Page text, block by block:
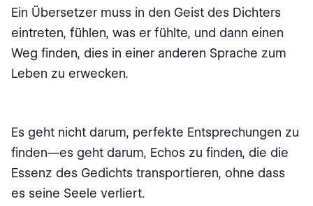
Ein Übersetzer muss in den Geist des Dichters
eintreten, fühlen, was er fühlte, und dann einen
Weg finden, dies in einer anderen Sprache zum
Leben zu erwecken.
Es geht nicht darum, perfekte Entsprechungen zu
finden—es geht darum, Echos zu finden, die die
Essenz des Gedichts transportieren, ohne dass
es seine Seele verliert.